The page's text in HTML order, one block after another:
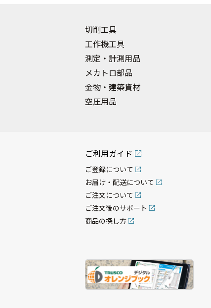
切削工具
工作機工具
測定・計測用品
メカトロ部品
金物・建築資材
空圧用品
ご利用ガイド
ご登録について
お届け・配送について
ご注文について
ご注文後のサポート
商品の探し方